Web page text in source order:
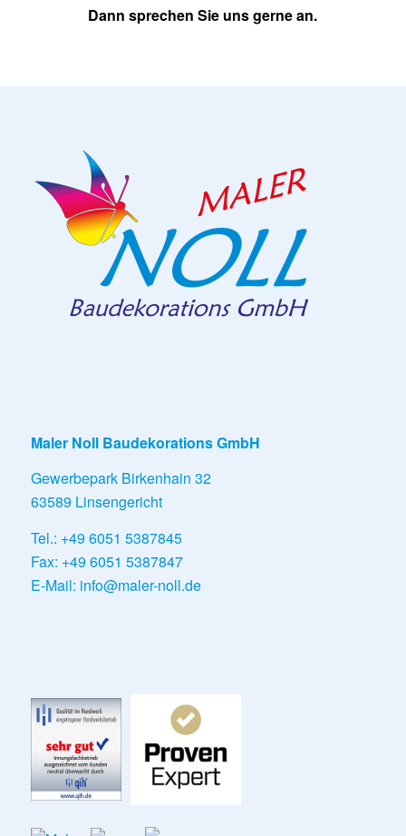
Dann sprechen Sie uns gerne an.
Maler Noll Baudekorations GmbH
Gewerbepark Birkenhain 32
63589 Linsengericht
Tel.: +49 6051 5387845
Fax: +49 6051 5387847
E-Mail: info@maler-noll.de